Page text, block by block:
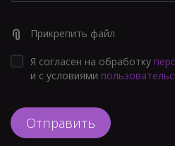
Прикрепить файл
Я согласен на обработку
и с условиями
Отправить